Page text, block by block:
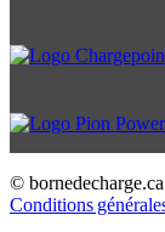
© bornedecharge.ca
Conditions